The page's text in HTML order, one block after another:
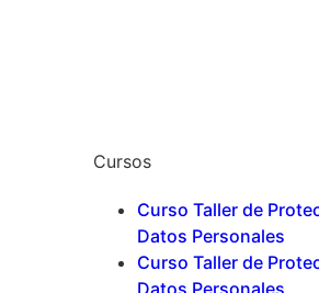
Cursos
Curso Taller de
Datos Personales
Curso Taller de
Datos Personales